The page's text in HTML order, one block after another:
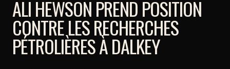
ALI HEWSON PREND POSITION
CONTRE LES RECHERCHES
PÉTROLIÈRES À DALKEY